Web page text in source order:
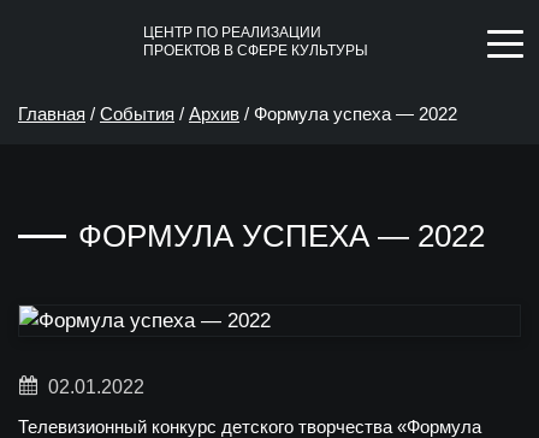
ЦЕНТР ПО РЕАЛИЗАЦИИ
ПРОЕКТОВ В СФЕРЕ КУЛЬТУРЫ
Главная / События / Архив / Формула успеха — 2022
ФОРМУЛА УСПЕХА — 2022
02.01.2022
Телевизионный конкурс детского творчества «Формула